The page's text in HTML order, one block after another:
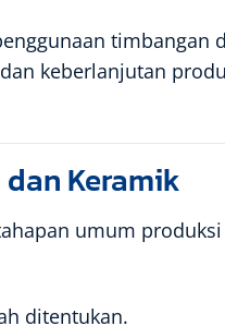
timbangan
keberlanjutan
Keramik
umum
ditentukan.